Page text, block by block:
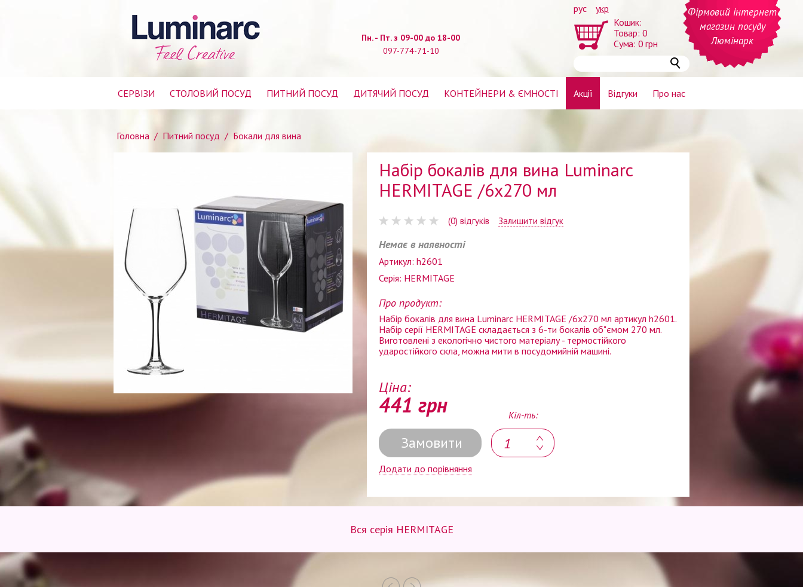
рус
укр
Кошик:
Товар: 0
Сума: 0 грн
Пн. - Пт. з 09-00 до 18-00
097-774-71-10
Фірмовий інтернет
магазин посуду
Люмінарк
СЕРВІЗИ СТОЛОВИЙ ПОСУД ПИТНИЙ ПОСУД ДИТЯЧИЙ ПОСУД КОНТЕЙНЕРИ & ЄМНОСТІ Акції Відгуки Про нас
Головна / Питний посуд / Бокали для вина
Набір бокалів для вина Luminarc
HERMITAGE /6x270 мл
(0) відгуків Залишити відгук
Немає в наявності
Артикул: h2601
Серія: HERMITAGE
Про продукт:
Набір бокалів для вина Luminarc HERMITAGE /6x270 мл артикул h2601.
Набір серії HERMITAGE складається з 6-ти бокалів об"ємом 270 мл.
Виготовлені з екологічно чистого матеріалу - термостійкого
ударостійкого скла, можна мити в посудомийній машині.
Ціна:
441 грн
Замовити
Кіл-ть:
Додати до порівняння
Вся серія HERMITAGE